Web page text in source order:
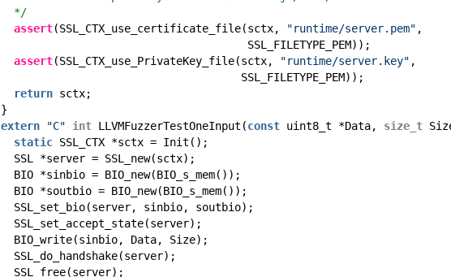
*/
assert(SSL_CTX_use_certificate_file(sctx, "runtime/server.pem" ,
SSL_FILETYPE_PEM));
assert(SSL_CTX_use_PrivateKey_file(sctx, "runtime/server.key" ,
SSL_FILETYPE_PEM));
return sctx;
}
extern
"C" int LLVMFuzzerTestOneInput(const uint8_t *Data, size_t
static SSL_CTX *sctx = Init();
SSL *server = SSL_new(sctx);
BIO *sinbio = BIO_new(BIO_s_mem());
BIO *soutbio = BIO_new(BIO_s_mem());
SSL_set_bio(server, sinbio, soutbio);
SSL_set_accept_state(server);
BIO_write(sinbio, Data, Size);
SSL_do_handshake(server);
SSL_free(server);